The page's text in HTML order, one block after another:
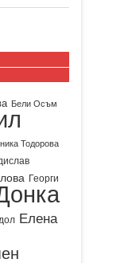
Бели Осъм
Тодорова
Георги
Елена